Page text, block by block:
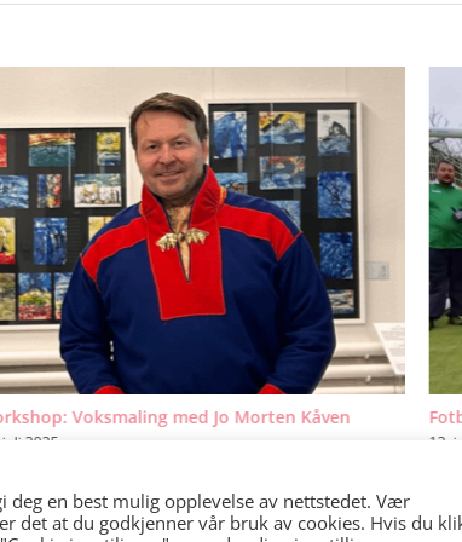
Voksmaling med Jo Morten Kåven
2025 12.
en best mulig opplevelse av nettstedet. Vær
det at du godkjenner vår bruk av cookies. Hvis du